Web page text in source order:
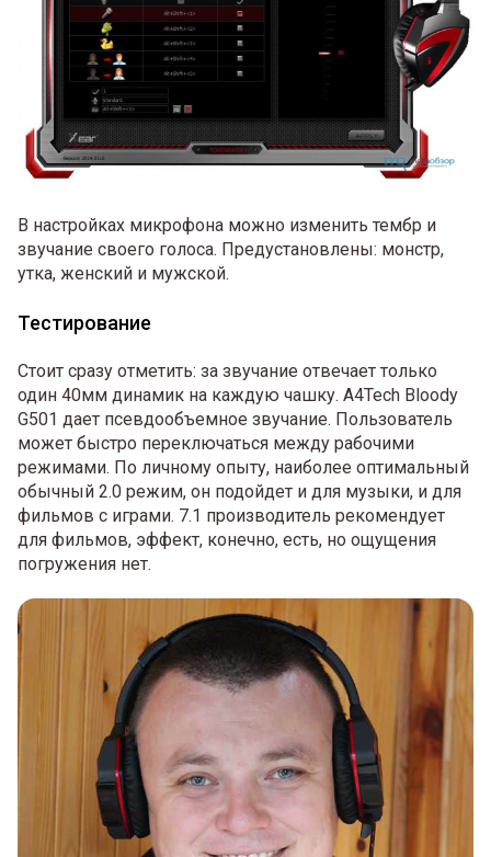
В настройках микрофона можно изменить тембр и
звучание своего голоса. Предустановлены: монстр,
утка, женский и мужской.
Тестирование
Стоит сразу отметить: за звучание отвечает только
один 40мм динамик на каждую чашку. A4Tech Bloody
G501 дает псевдообъемное звучание. Пользователь
может быстро переключаться между рабочими
режимами. По личному опыту, наиболее оптимальный
обычный 2.0 режим, он подойдет и для музыки, и для
фильмов с играми. 7.1 производитель рекомендует
для фильмов, эффект, конечно, есть, но ощущения
погружения нет.